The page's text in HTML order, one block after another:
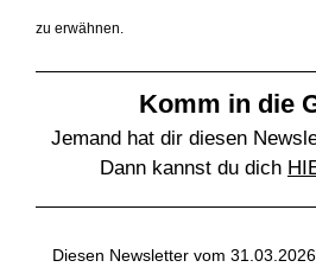
zu erwähnen.
Komm in die
Jemand hat dir diesen
Dann kannst du dich
Diesen Newsletter vom